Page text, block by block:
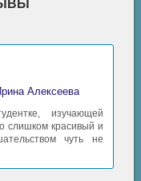
Алексеева
изучающей
слишком красивый и
чуть не